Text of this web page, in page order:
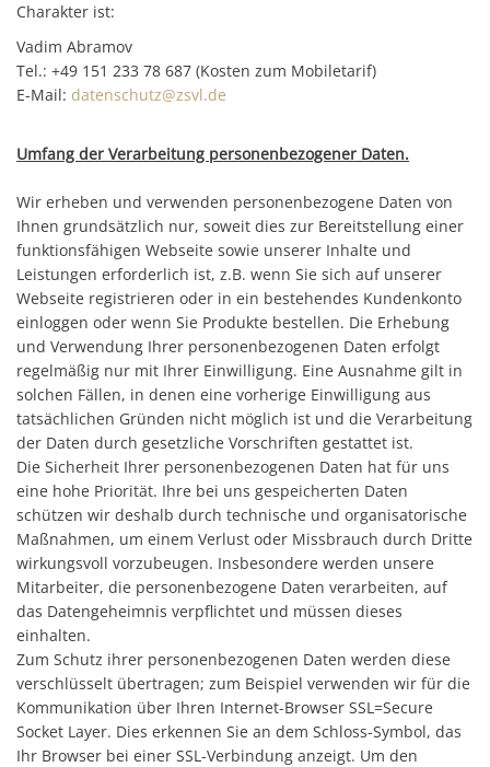
Charakter ist:
Vadim Abramov
Tel.: +49 151 233 78 687 (Kosten zum Mobiletarif)
E-Mail: datenschutz@zsvl.de
Umfang der Verarbeitung personenbezogener Daten.
Wir erheben und verwenden personenbezogene Daten von
Ihnen grundsätzlich nur, soweit dies zur Bereitstellung einer
funktionsfähigen Webseite sowie unserer Inhalte und
Leistungen erforderlich ist, z.B. wenn Sie sich auf unserer
Webseite registrieren oder in ein bestehendes Kundenkonto
einloggen oder wenn Sie Produkte bestellen. Die Erhebung
und Verwendung Ihrer personenbezogenen Daten erfolgt
regelmäßig nur mit Ihrer Einwilligung. Eine Ausnahme gilt in
solchen Fällen, in denen eine vorherige Einwilligung aus
tatsächlichen Gründen nicht möglich ist und die Verarbeitung
der Daten durch gesetzliche Vorschriften gestattet ist.
Die Sicherheit Ihrer personenbezogenen Daten hat für uns
eine hohe Priorität. Ihre bei uns gespeicherten Daten
schützen wir deshalb durch technische und organisatorische
Maßnahmen, um einem Verlust oder Missbrauch durch Dritte
wirkungsvoll vorzubeugen. Insbesondere werden unsere
Mitarbeiter, die personenbezogene Daten verarbeiten, auf
das Datengeheimnis verpflichtet und müssen dieses
einhalten.
Zum Schutz ihrer personenbezogenen Daten werden diese
verschlüsselt übertragen; zum Beispiel verwenden wir für die
Kommunikation über Ihren Internet-Browser SSL=Secure
Socket Layer. Dies erkennen Sie an dem Schloss-Symbol, das
Ihr Browser bei einer SSL-Verbindung anzeigt. Um den